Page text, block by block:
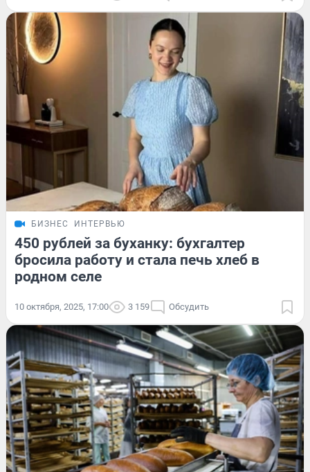
БИЗНЕС ИНТЕРВЬЮ
450 рублей за буханку: бухгалтер
бросила работу и стала печь хлеб в
родном селе
10 октября, 2025, 17:00 3 159 Обсудить